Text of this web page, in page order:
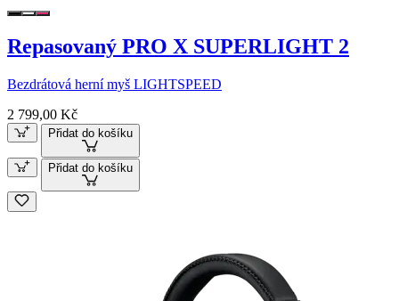
Repasovaný PRO X SUPERLIGHT 2
Bezdrátová herní myš LIGHTSPEED
2 799,00 Kč
Přidat do košíku
Přidat do košíku